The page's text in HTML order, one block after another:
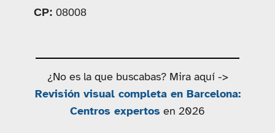
CP: 08008
¿No es la que buscabas? Mira aquí ->
Revisión visual completa en Barcelona:
Centros expertos en 2026